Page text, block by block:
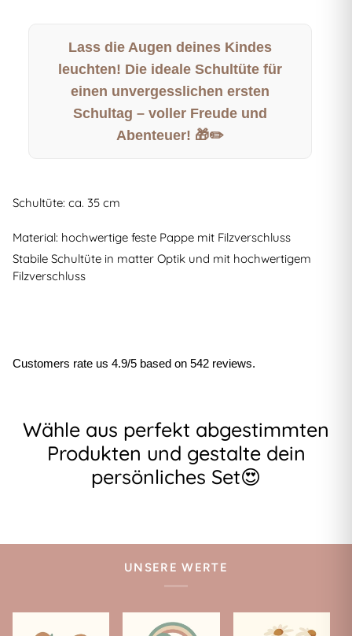
Lass die Augen deines Kindes
leuchten! Die ideale Schultüte für
einen unvergesslichen ersten
Schultag – voller Freude und
Abenteuer! 🎁✏️
Schultüte: ca. 35 cm
Material: hochwertige feste Pappe mit Filzverschluss
Stabile Schultüte in matter Optik und mit hochwertigem
Filzverschluss
Customers rate us 4.9/5 based on 542 reviews.
Wähle aus perfekt abgestimmten
Produkten und gestalte dein
persönliches Set😍
UNSERE WERTE